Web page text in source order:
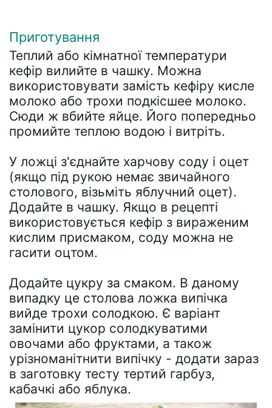
Приготування
Теплий або кімнатної температури
кефір вилийте в чашку. Можна
використовувати замість кефіру кисле
молоко або трохи подкісшее молоко.
Сюди ж вбийте яйце. Його попередньо
промийте теплою водою і витріть.
У ложці з'єднайте харчову соду і оцет
(якщо під рукою немає звичайного
столового, візьміть яблучний оцет).
Додайте в чашку. Якщо в рецепті
використовується кефір з вираженим
кислим присмаком, соду можна не
гасити оцтом.
Додайте цукру за смаком. В даному
випадку це столова ложка випічка
вийде трохи солодкою. Є варіант
замінити цукор солодкуватими
овочами або фруктами, а також
урізноманітнити випічку - додати зараз
в заготовку тесту тертий гарбуз,
кабачкі або яблука.